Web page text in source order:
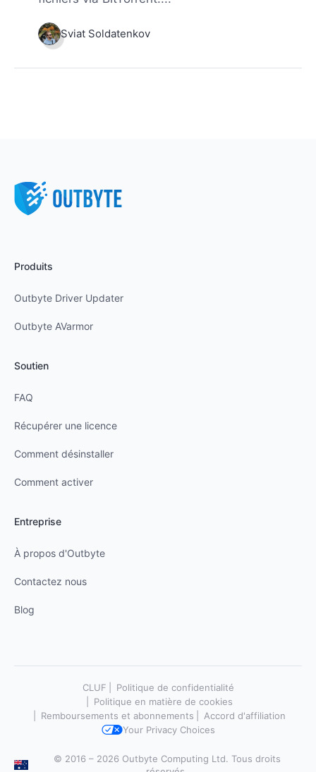
Sviat Soldatenkov
Produits
Outbyte Driver Updater
Outbyte AVarmor
Soutien
FAQ
Récupérer une licence
Comment désinstaller
Comment activer
Entreprise
À propos d'Outbyte
Contactez nous
Blog
CLUF
Politique de confidentialité
Politique en matière de cookies
Remboursements et abonnements
Accord d'affiliation
Your Privacy Choices
© 2016 – 2026 Outbyte Computing Ltd. Tous droits